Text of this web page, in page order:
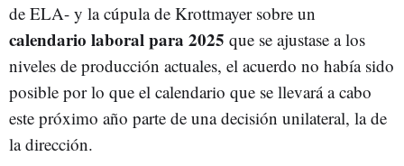
de ELA- y la cúpula de Krottmayer sobre un
calendario laboral para 2025 que se ajustase a los
niveles de producción actuales, el acuerdo no había sido
posible por lo que el calendario que se llevará a cabo
este próximo año parte de una decisión unilateral, la de
la dirección.